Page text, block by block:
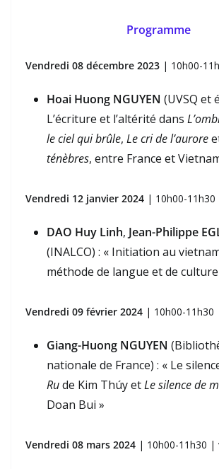
Programme
Vendredi 08 décembre 2023 | 10h00-
Hoai Huong NGUYEN (UVSQ et
L’écriture et l’altérité dans
le ciel qui brûle, Le cri de l’aurore
ténèbres, entre France et
Vendredi 12 janvier 2024 | 10h00-
DAO Huy Linh, Jean-Philippe
(INALCO) : « Initiation au
méthode de langue et de culture
Vendredi 09 février 2024 | 10h00-
Giang-Huong NGUYEN
nationale de France) : « Le
Rude Kim Thúy etLe silence de
Doan Bui »
Vendredi 08 mars 2024 | 10h00-11h30 |